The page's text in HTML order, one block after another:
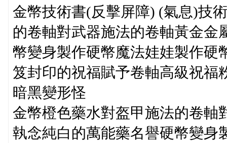
金幣技術書(反擊屏障) (氣息)技
的卷軸對武器施法的卷軸黃金金
幣變身製作硬幣魔法娃娃製作硬
笈封印的祝福賦予卷軸高級祝福
暗黑變形怪
金幣橙色藥水對盔甲施法的卷軸
執念純白的萬能藥名譽硬幣變身